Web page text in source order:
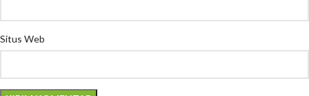
Situs Web